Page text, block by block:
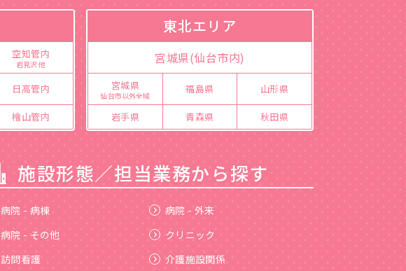
空知管内
岩見沢 他
日高管内
檜山管内
東北エリア
宮城県(仙台市内)
宮城県
仙台市以外全域
福島県 山形県
岩手県 青森県 秋田県
施設形態／担当業務から探す
病院 - 病棟
病院 - 外来
病院 - その他
クリニック
訪問看護
介護施設関係